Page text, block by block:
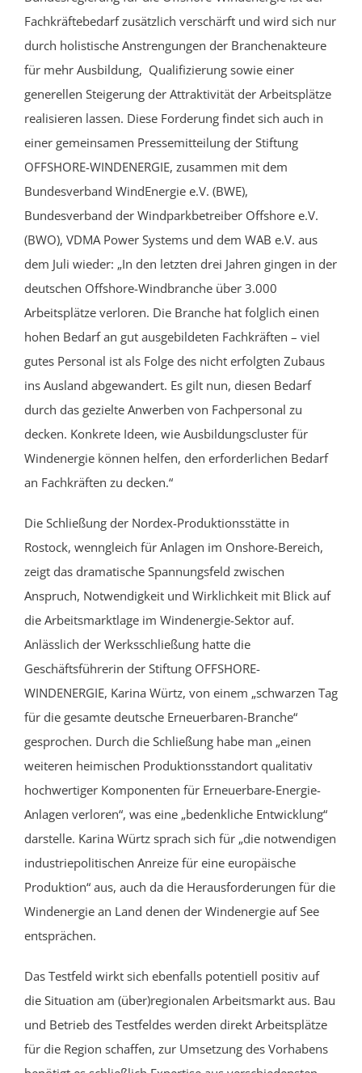
Fachkräftebedarf zusätzlich verschärft und wird sich nur
durch holistische Anstrengungen der Branchenakteure
für mehr Ausbildung, Qualifizierung sowie einer
generellen Steigerung der Attraktivität der Arbeitsplätze
realisieren lassen. Diese Forderung findet sich auch in
einer gemeinsamen Pressemitteilung der Stiftung
OFFSHORE-WINDENERGIE, zusammen mit dem
Bundesverband WindEnergie e.V. (BWE),
Bundesverband der Windparkbetreiber Offshore e.V.
(BWO), VDMA Power Systems und dem WAB e.V. aus
dem Juli wieder: „In den letzten drei Jahren gingen in der
deutschen Offshore-Windbranche über 3.000
Arbeitsplätze verloren. Die Branche hat folglich einen
hohen Bedarf an gut ausgebildeten Fachkräften – viel
gutes Personal ist als Folge des nicht erfolgten Zubaus
ins Ausland abgewandert. Es gilt nun, diesen Bedarf
durch das gezielte Anwerben von Fachpersonal zu
decken. Konkrete Ideen, wie Ausbildungscluster für
Windenergie können helfen, den erforderlichen Bedarf
an Fachkräften zu decken.“
Die Schließung der Nordex-Produktionsstätte in
Rostock, wenngleich für Anlagen im Onshore-Bereich,
zeigt das dramatische Spannungsfeld zwischen
Anspruch, Notwendigkeit und Wirklichkeit mit Blick auf
die Arbeitsmarktlage im Windenergie-Sektor auf.
Anlässlich der Werksschließung hatte die
Geschäftsführerin der Stiftung OFFSHORE-
WINDENERGIE, Karina Würtz, von einem „schwarzen Tag
für die gesamte deutsche Erneuerbaren-Branche“
gesprochen. Durch die Schließung habe man „einen
weiteren heimischen Produktionsstandort qualitativ
hochwertiger Komponenten für Erneuerbare-Energie-
Anlagen verloren“, was eine „bedenkliche Entwicklung“
darstelle. Karina Würtz sprach sich für „die notwendigen
industriepolitischen Anreize für eine europäische
Produktion“ aus, auch da die Herausforderungen für die
Windenergie an Land denen der Windenergie auf See
entsprächen.
Das Testfeld wirkt sich ebenfalls potentiell positiv auf
die Situation am (über)regionalen Arbeitsmarkt aus. Bau
und Betrieb des Testfeldes werden direkt Arbeitsplätze
für die Region schaffen, zur Umsetzung des Vorhabens